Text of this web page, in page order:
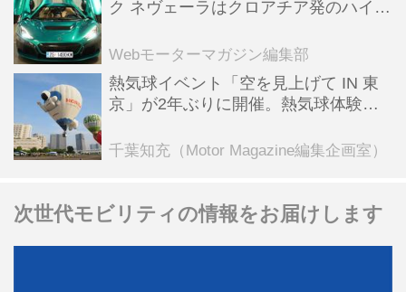
ク ネヴェーラはクロアチア発のハイパ
全版／115】
Webモーターマガジン編集部
熱気球イベント「空を見上げて IN 東
京」が2年ぶりに開催。熱気球体験搭
ンテンツも
千葉知充（Motor Magazine編集企画室）
次世代モビリティの情報をお届けします